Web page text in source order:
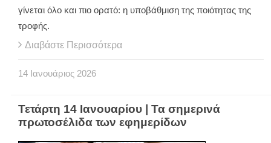
γίνεται όλο και πιο ορατό: η υποβάθμιση της ποιότητας της
τροφής.
Διαβάστε Περισσότερα
14 Ιανουάριος 2026
Τετάρτη 14 Ιανουαρίου | Τα σημερινά
πρωτοσέλιδα των εφημερίδων